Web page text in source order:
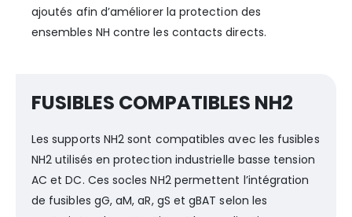
ajoutés afin d’améliorer la protection des
ensembles NH contre les contacts directs.
FUSIBLES COMPATIBLES NH2
Les supports NH2 sont compatibles avec les fusibles
NH2 utilisés en protection industrielle basse tension
AC et DC. Ces socles NH2 permettent l’intégration
de fusibles gG, aM, aR, gS et gBAT selon les